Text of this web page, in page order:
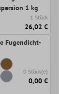
1 kg
1 Stück
26,02 €
Fugendicht-
0 Stück(e)
0,00 €